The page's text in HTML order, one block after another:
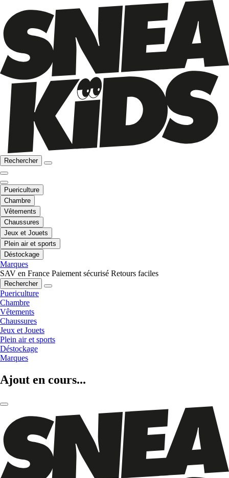
Rechercher
Puericulture
Chambre
Vêtements
Chaussures
Jeux et Jouets
Plein air et sports
Déstockage
Marques
SAV en France Paiement sécurisé Retours faciles
Rechercher
Puericulture
Chambre
Vêtements
Chaussures
Jeux et Jouets
Plein air et sports
Déstockage
Marques
Ajout en cours...